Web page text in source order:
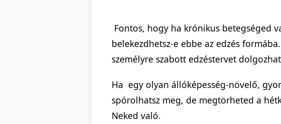
Fontos, hogy ha krónikus betegséged
belekezdhetsz-e ebbe az edzés
személyre szabott edzéstervet
Ha egy olyan állóképesség-növelő,
spórolhatsz meg, de megtörheted a
Neked való.